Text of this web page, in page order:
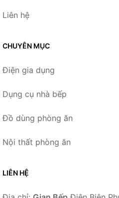
Liên hệ
CHUYÊN MỤC
Điện gia dụng
Dụng cụ nhà bếp
Đồ dùng phòng ăn
Nội thất phòng ăn
LIÊN HỆ